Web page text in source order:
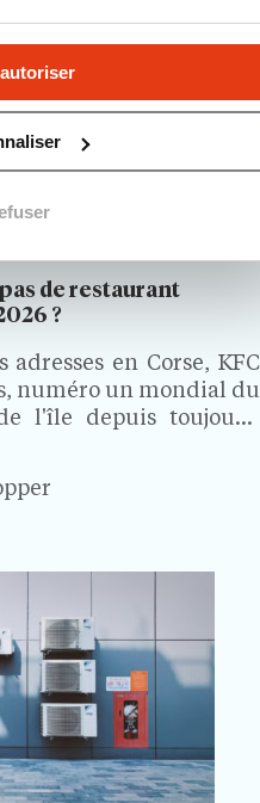
de restaurant
?
en Corse, KFC
numéro un mondial du
l'île depuis toujours.
la Corse forme